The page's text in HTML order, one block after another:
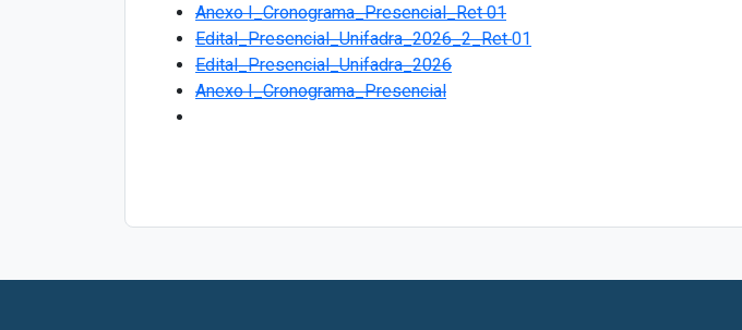
Anexo I_Cronograma_Presencial_Ret 01
Edital_Presencial_Unifadra_2026_2_Ret01
Edital_Presencial_Unifadra_2026
Anexo I_Cronograma_Presencial